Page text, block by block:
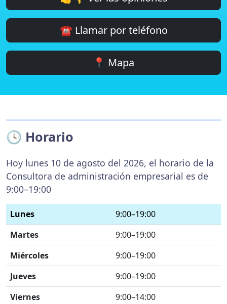
☎️ Llamar por teléfono
📍 Mapa
🕓 Horario
Hoy lunes 10 de agosto del 2026, el horario de la
Consultora de administración empresarial es de
9:00–19:00
Lunes
9:00–19:00
Martes
9:00–19:00
Miércoles
9:00–19:00
Jueves
9:00–19:00
Viernes
9:00–14:00